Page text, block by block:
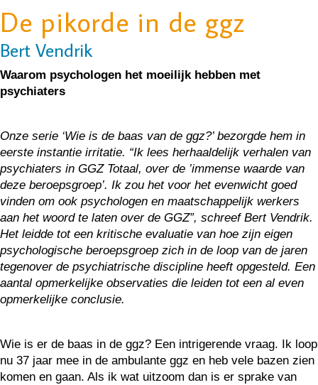
De pikorde in de ggz
Bert Vendrik
Waarom psychologen het moeilijk hebben met
psychiaters
Onze serie ‘Wie is de baas van de ggz?’ bezorgde hem in
eerste instantie irritatie. “Ik lees herhaaldelijk verhalen van
psychiaters in GGZ Totaal, over de ’immense waarde van
deze beroepsgroep’. Ik zou het voor het evenwicht goed
vinden om ook psychologen en maatschappelijk werkers
aan het woord te laten over de GGZ”, schreef Bert Vendrik.
Het leidde tot een kritische evaluatie van hoe zijn eigen
psychologische beroepsgroep zich in de loop van de jaren
tegenover de psychiatrische discipline heeft opgesteld. Een
aantal opmerkelijke observaties die leiden tot een al even
opmerkelijke conclusie.
Wie is er de baas in de ggz? Een intrigerende vraag. Ik loop
nu 37 jaar mee in de ambulante ggz en heb vele bazen zien
komen en gaan. Als ik wat uitzoom dan is er sprake van